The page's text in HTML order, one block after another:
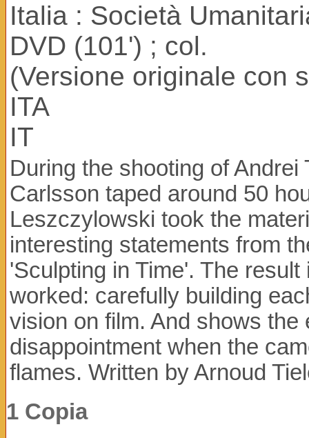
Italia : Società
DVD (101') ; col.
(Versione originale con
ITA
IT
During the shooting of
Carlsson taped around 50
Leszczylowski took the
interesting statements from
'Sculpting in Time'. The
worked: carefully building
vision on film. And shows
disappointment when the
flames. Written by Arnoud
1 Copia